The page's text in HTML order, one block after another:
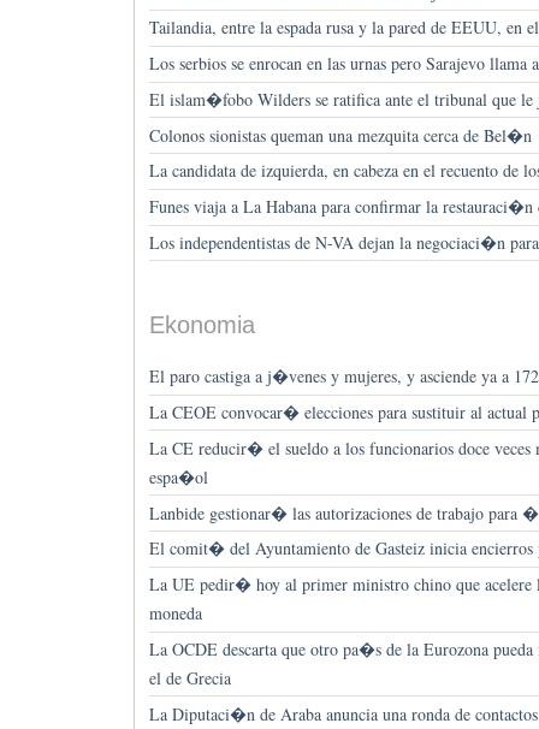
Tailandia, entre la espada rusa y la pared de EEUU, en
Los serbios se enrocan en las urnas pero Sarajevo
El islam�fobo Wilders se ratifica ante el tribunal que le
Colonos sionistas queman una mezquita cerca de Bel�n
La candidata de izquierda, en cabeza en el recuento de
Funes viaja a La Habana para confirmar la restauraci�n
Los independentistas de N-VA dejan la negociaci�n
Ekonomia
El paro castiga a j�venes y mujeres, y asciende ya a
La CEOE convocar� elecciones para sustituir al
La CE reducir� el sueldo a los funcionarios doce veces
espa�ol
Lanbide gestionar� las autorizaciones de trabajo
El comit� del Ayuntamiento de Gasteiz inicia encierros
La UE pedir� hoy al primer ministro chino que acelere
moneda
La OCDE descarta que otro pa�s de la Eurozona pueda
el de Grecia
La Diputaci�n de Araba anuncia una ronda de